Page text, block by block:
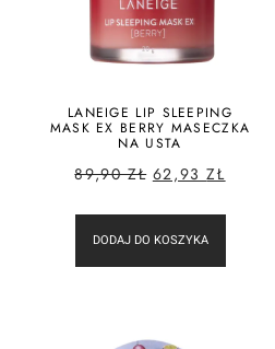
LANEIGE LIP SLEEPING
MASK EX BERRY MASECZKA
NA USTA
89,90ZŁ 62,93ZŁ
DODAJ DO KOSZYKA